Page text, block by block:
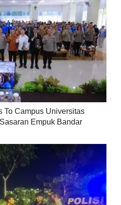
To Campus Universitas
Empuk Bandar